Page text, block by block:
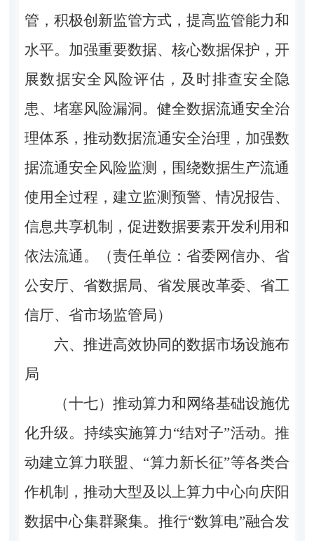
管，积极创新监管方式，提高监管能力和
水平。加强重要数据、核心数据保护，开
展数据安全风险评估，及时排查安全隐
患、堵塞风险漏洞。健全数据流通安全治
理体系，推动数据流通安全治理，加强数
据流通安全风险监测，围绕数据生产流通
使用全过程，建立监测预警、情况报告、
信息共享机制，促进数据要素开发利用和
依法流通。（责任单位：省委网信办、省
公安厅、省数据局、省发展改革委、省工
信厅、省市场监管局）
六、推进高效协同的数据市场设施布
局
（十七）推动算力和网络基础设施优
化升级。 持续实施算力“结对子”活动。推
动建立算力联盟、“算力新长征”等各类合
作机制，推动大型及以上算力中心向庆阳
数据中心集群聚集。推行“数算电”融合发